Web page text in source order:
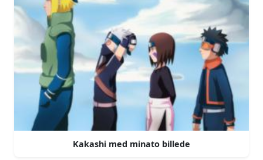
Kakashi med minato billede